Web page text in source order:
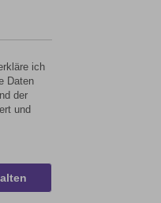
ich
Daten
der
und